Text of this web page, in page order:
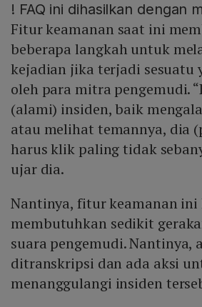
! FAQ ini dihasilkan dengan
Fitur keamanan saat ini
beberapa langkah untuk
kejadian jika terjadi sesuatu
oleh para mitra pengemudi.
(alami) insiden, baik
atau melihat temannya, dia
harus klik paling tidak
ujar dia.
Nantinya, fitur keamanan ini
membutuhkan sedikit
suara pengemudi. Nantinya,
ditranskripsi dan ada aksi
menanggulangi insiden